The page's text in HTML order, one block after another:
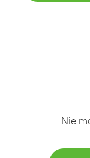
Nie